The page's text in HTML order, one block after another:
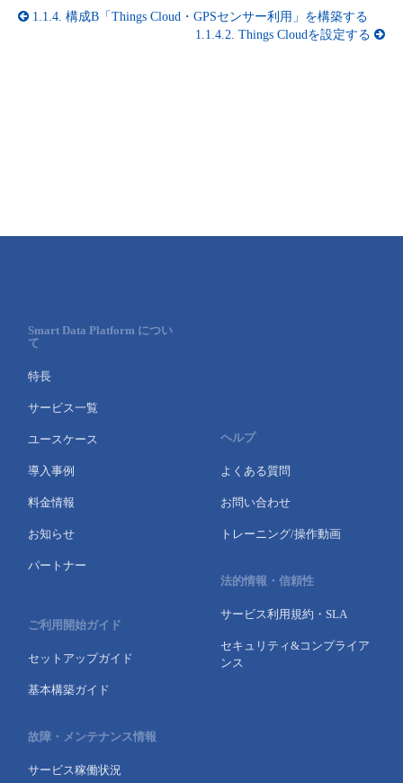
1.1.4. 構成B「Things Cloud・GPSセンサー利用」を構築する
1.1.4.2. Things Cloudを設定する
Smart Data Platform につい
て
特長
サービス一覧
ユースケース
導入事例
料金情報
お知らせ
パートナー
ご利用開始ガイド
セットアップガイド
基本構築ガイド
故障・メンテナンス情報
サービス稼働状況
ヘルプ
よくある質問
お問い合わせ
トレーニング/操作動画
法的情報・信頼性
サービス利用規約・SLA
セキュリティ&コンプライア
ンス